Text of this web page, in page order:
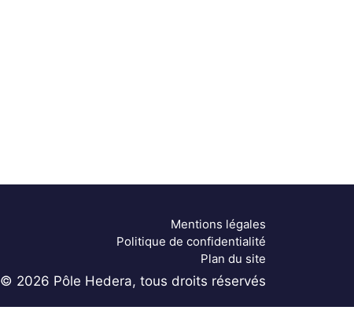
Mentions légales
Politique de confidentialité
Plan du site
© 2026 Pôle Hedera, tous droits réservés